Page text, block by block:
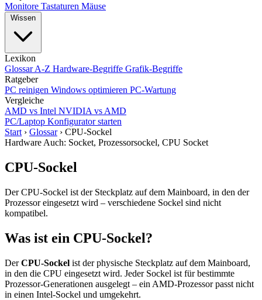
Monitore Tastaturen Mäuse
Wissen
Lexikon
Glossar A-Z Hardware-Begriffe Grafik-Begriffe
Ratgeber
PC reinigen Windows optimieren PC-Wartung
Vergleiche
AMD vs Intel NVIDIA vs AMD
PC/Laptop Konfigurator starten
Start › Glossar › CPU-Sockel
Hardware Auch: Socket, Prozessorsockel, CPU Socket
CPU-Sockel
Der CPU-Sockel ist der Steckplatz auf dem Mainboard, in den der
Prozessor eingesetzt wird – verschiedene Sockel sind nicht
kompatibel.
Was ist ein CPU-Sockel?
DerCPU-Sockel ist der physische Steckplatz auf dem Mainboard,
in den die CPU eingesetzt wird. Jeder Sockel ist für bestimmte
Prozessor-Generationen ausgelegt – ein AMD-Prozessor passt nicht
in einen Intel-Sockel und umgekehrt.